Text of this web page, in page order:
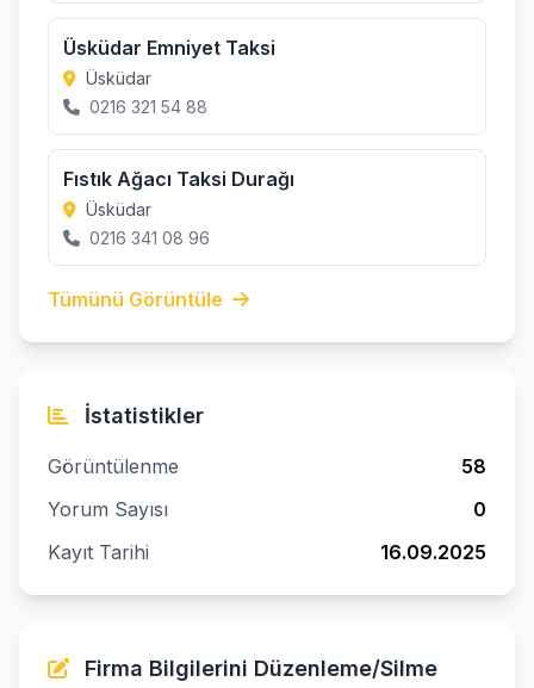
Üsküdar Emniyet Taksi
Üsküdar
0216 321 54 88
Fıstık Ağacı Taksi Durağı
Üsküdar
0216 341 08 96
Tümünü Görüntüle
İstatistikler
Görüntülenme
58
Yorum Sayısı
0
Kayıt Tarihi
16.09.2025
Firma Bilgilerini Düzenleme/Silme